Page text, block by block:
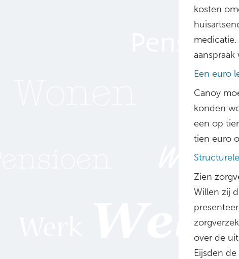
kosten
Een euro
Canoy
konden
een op
tien euro
Zien
Willen zij
over de
Eijsden